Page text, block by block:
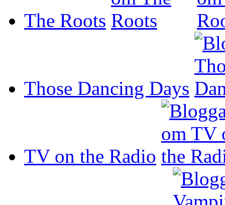
The Roots
Those Dancing Days
TV on the Radio